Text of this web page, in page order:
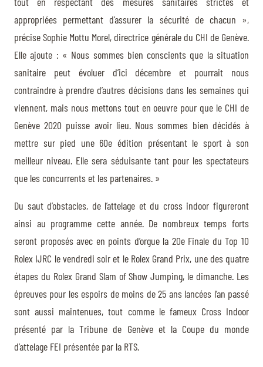
appropriées permettant d’assurer la sécurité de chacun »,
précise Sophie Mottu Morel, directrice générale du CHI de Genève.
Elle ajoute : « Nous sommes bien conscients que la situation
sanitaire peut évoluer d’ici décembre et pourrait nous
contraindre à prendre d’autres décisions dans les semaines qui
viennent, mais nous mettons tout en oeuvre pour que le CHI de
Genève 2020 puisse avoir lieu. Nous sommes bien décidés à
mettre sur pied une 60e édition présentant le sport à son
meilleur niveau. Elle sera séduisante tant pour les spectateurs
que les concurrents et les partenaires. »
Du saut d’obstacles, de l’attelage et du cross indoor figureront
ainsi au programme cette année. De nombreux temps forts
seront proposés avec en points d’orgue la 20e Finale du Top 10
Rolex IJRC le vendredi soir et le Rolex Grand Prix, une des quatre
étapes du Rolex Grand Slam of Show Jumping, le dimanche. Les
épreuves pour les espoirs de moins de 25 ans lancées l’an passé
sont aussi maintenues, tout comme le fameux Cross Indoor
présenté par la Tribune de Genève et la Coupe du monde
d’attelage FEI présentée par la RTS.